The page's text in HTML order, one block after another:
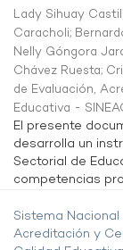
Lady Sihuay
Caracholi;
Nelly Góngora
Chávez Ruesta;
de Evaluación,
Educativa -
El presente
desarrolla un
Sectorial de
competencias
Sistema Nacional
Acreditación y